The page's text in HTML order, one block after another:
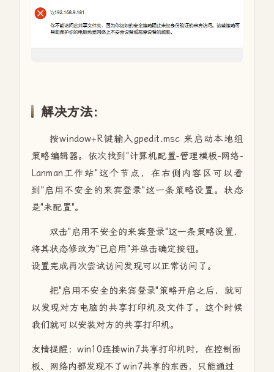
解决方法：
按window+R键输入gpedit.msc 来启动本地组
策略编辑器。依次找到"计算机配置-管理模板-网络-
Lanman工作站"这个节点，在右侧内容区可以看
到"启用不安全的来宾登录"这一条策略设置。状态
是"未配置"。
双击"启用不安全的来宾登录"这一条策略设置，
将其状态修改为"已启用"并单击确定按钮。
设置完成再次尝试访问发现可以正常访问了。
把"启用不安全的来宾登录"策略开启之后，就可
以发现对方电脑的共享打印机及文件了。这个时候
我们就可以安装对方的共享打印机。
友情提醒：win10连接win7共享打印机时，在控制面
板、网络内都发现不了win7共享的东西，只能通过